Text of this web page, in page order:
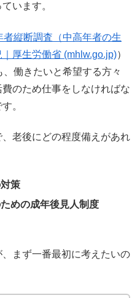
います。
者縦断調査（中高年者の生
厚生労働省 (mhlw.go.jp)）
働きたいと希望する方々
のため仕事をしなければな
。
老後にどの程度備えがあれ
策
めの成年後見人制度
まず一番最初に考えたいの